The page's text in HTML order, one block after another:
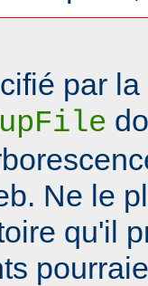
par
Ne le
qu'il